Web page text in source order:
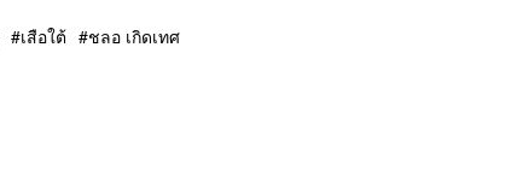
เสือใต้ ชลอ เกิดเทศ